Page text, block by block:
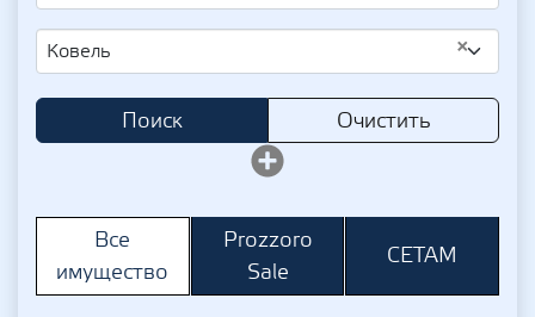
×
Ковель
Поиск Очистить
Все
имущество
Prozzoro
Sale
СЕТАМ